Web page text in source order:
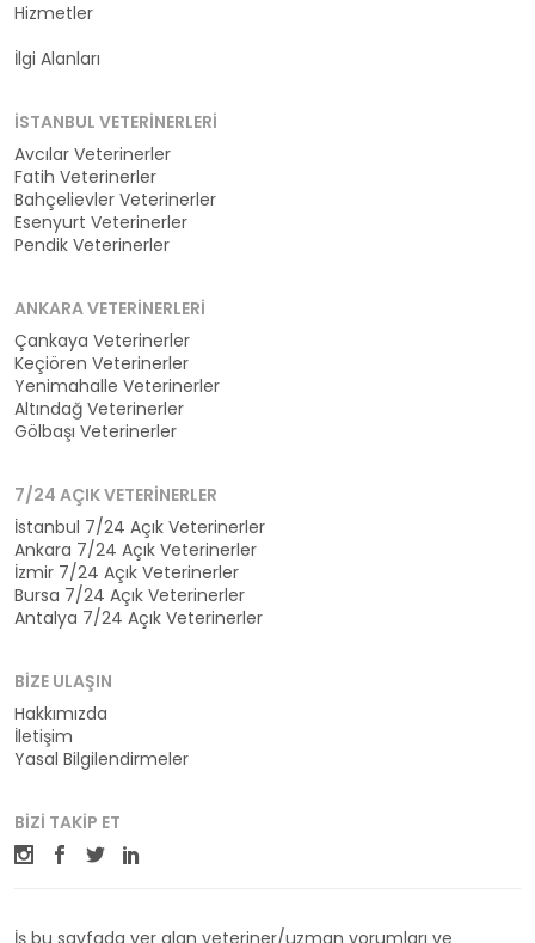
Hizmetler
İlgi Alanları
İSTANBUL VETERINERLERI
Avcılar Veterinerler
Fatih Veterinerler
Bahçelievler Veterinerler
Esenyurt Veterinerler
Pendik Veterinerler
ANKARA VETERINERLERI
Çankaya Veterinerler
Keçiören Veterinerler
Yenimahalle Veterinerler
Altındağ Veterinerler
Gölbaşı Veterinerler
7/24 AÇIK VETERINERLER
İstanbul 7/24 Açık Veterinerler
Ankara 7/24 Açık Veterinerler
İzmir 7/24 Açık Veterinerler
Bursa 7/24 Açık Veterinerler
Antalya 7/24 Açık Veterinerler
BIZE ULAŞIN
Hakkımızda
İletişim
Yasal Bilgilendirmeler
BIZI TAKIP ET